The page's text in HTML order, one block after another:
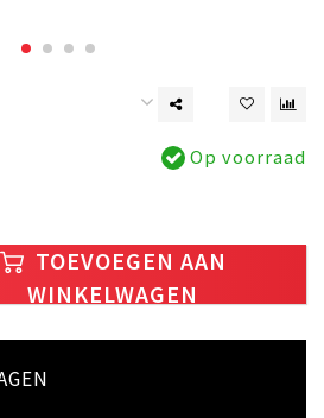
Op voorraad
TOEVOEGEN AAN
WINKELWAGEN